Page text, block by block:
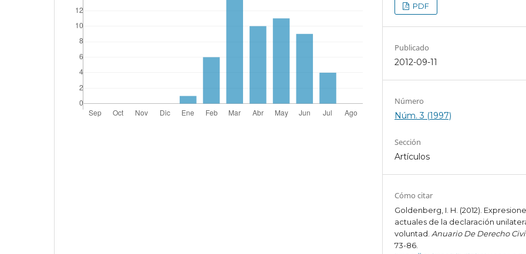
PDF
Publicado
2012-09-11
Número
Núm. 3 (1997)
Sección
Artículos
Cómo citar
Goldenberg, I. H. (2012).
actuales de la declaración
voluntad. Anuario De Derecho
73-86.